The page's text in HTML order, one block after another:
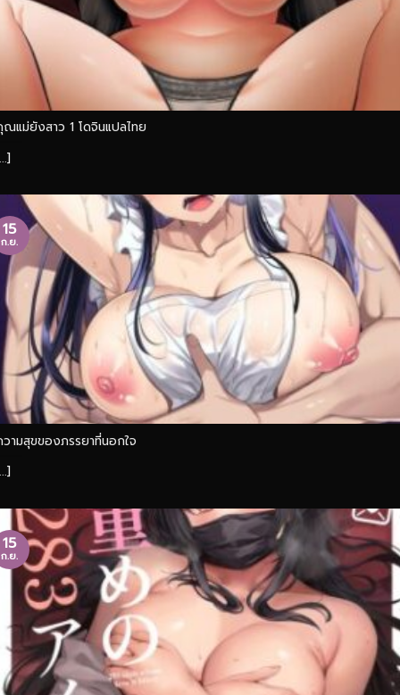
แม่ยังสาว 1 โดจินแปลไทย
ามสุขของภรรยาที่นอกใจ
15
ก.ย.
15
ก.ย.